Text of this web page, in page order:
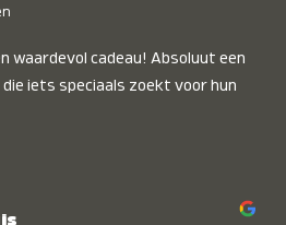
waardevol cadeau! Absoluut een
iets speciaals zoekt voor hun